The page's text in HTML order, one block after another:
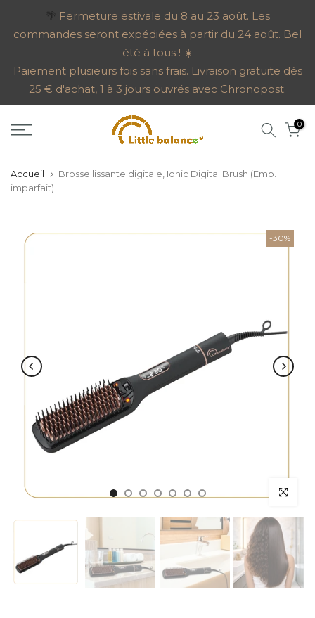
au
🌴 Fermeture estivale du 8 au 23 août. Les
commandes seront expédiées à partir du 24 août. Bel
été à tous ! ☀️
Paiement plusieurs fois sans frais. Livraison gratuite dès
25 € d'achat, 1 à 3 jours ouvrés avec Chronopost.
0
Accueil
Brosse lissante digitale, Ionic Digital Brush (Emb.
imparfait)
-30%